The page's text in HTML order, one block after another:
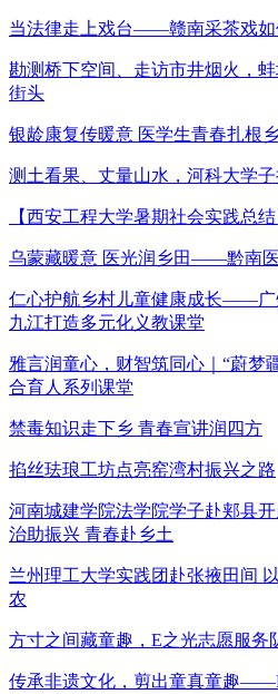
当法律走上戏台——赣南采茶戏如
勘测桥下空间、走访市井烟火，
街头
银龄康复传暖意 医学生青春扎根
测土看果、丈量山水，河科大学
【西安工程大学暑期社会实践总
乌蒙藏暖意 医光润乡田——黔南
仁心护航乡村儿童健康成长——广
九江打造多元化义教课堂
雅言润童心，财智筑同心｜“蔚梦
合育人系列课堂
禁毒知识走下乡 青春宣讲润四方
掐丝珐琅工坊点亮窑湾村振兴之路
河南城建学院法学院学子赴郏县
治助振兴 青春赴乡土
兰州理工大学实践团赴张掖田间
农
方寸之间藏童趣，E之光志愿服务
传承非遗文化，剪出童真童趣